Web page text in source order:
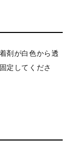
剤が白色から透
定してくださ